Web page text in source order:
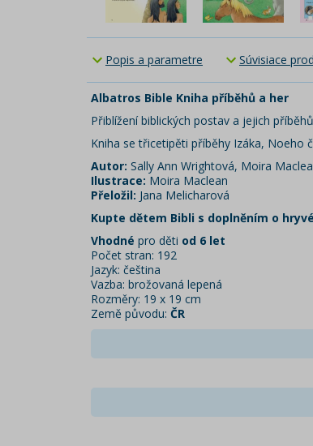
Popis a parametre Súvisiace
Albatros Bible Kniha příběhů a her
Přiblížení biblických postav a jejich
Kniha se třicetipěti příběhy Izáka, Noeho
Autor: Sally Ann Wrightová, Moira
Ilustrace: Moira Maclean
Přeložil: Jana Melicharová
Kupte dětem Bibli s doplněním o
Vhodné pro děti od 6 let
Počet stran: 192
Jazyk: čeština
Vazba: brožovaná lepená
Rozměry: 19 x 19 cm
Země původu: ČR